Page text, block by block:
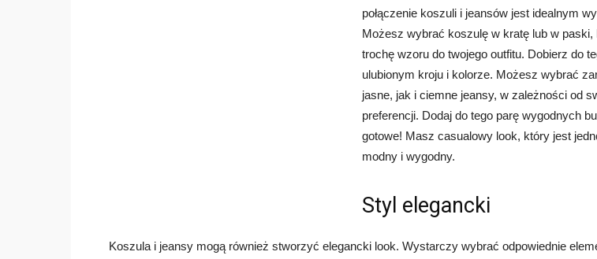
połączenie koszuli i jeansów jest idealnym
Możesz wybrać koszulę w kratę lub w paski,
trochę wzoru do twojego outfitu. Dobierz do
ulubionym kroju i kolorze. Możesz wybrać
jasne, jak i ciemne jeansy, w zależności od
preferencji. Dodaj do tego parę wygodnych
gotowe! Masz casualowy look, który jest
modny i wygodny.
Styl elegancki
Koszula i jeansy mogą również stworzyć elegancki look. Wystarczy wybrać odpowiednie